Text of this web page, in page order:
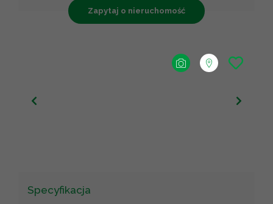
Zapytaj o nieruchomość
Specyfikacja